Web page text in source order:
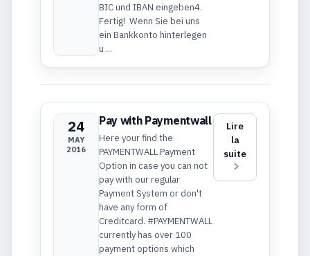
BIC und IBAN eingeben4.
Fertig! Wenn Sie bei uns
ein Bankkonto hinterlegen
u ...
24
MAY
2016
Pay with Paymentwall
Here your find the
PAYMENTWALL Payment
Option in case you can not
pay with our regular
Payment System or don't
have any form of
Creditcard. #PAYMENTWALL
currently has over 100
payment options which
Lire
la
suite